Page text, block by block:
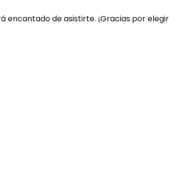
encantado de asistirte. ¡Gracias por elegir